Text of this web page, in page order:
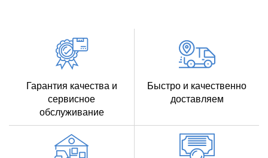
Гарантия качества и
сервисное
обслуживание
Быстро и качественно
доставляем